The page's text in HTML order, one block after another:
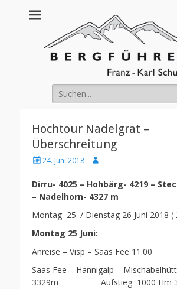
Franz
Suche
nach:
Hochtour Nadelgrat –
Überschreitung
Posted24. Juni 2018 Author
Dirru- 4025 – Hohbärg- 4219 –
– Nadelhorn- 4327 m
Montag 25. / Dienstag 26 Juni 2018 (
Montag 25 Juni:
Anreise – Visp – Saas Fee 11.00
Saas Fee – Hannigalp –
3329m Aufstieg 1000 Hm